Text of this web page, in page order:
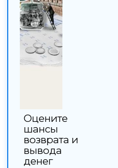
Оцените
шансы
возврата и
вывода
денег